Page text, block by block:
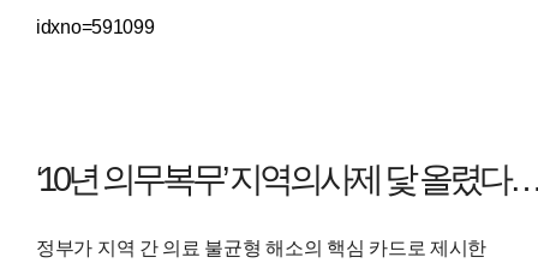
idxno=591099
‘10년 의무복무’ 지역의사제 닻 올렸
정부가 지역 간 의료 불균형 해소의 핵심 카드로 제시한